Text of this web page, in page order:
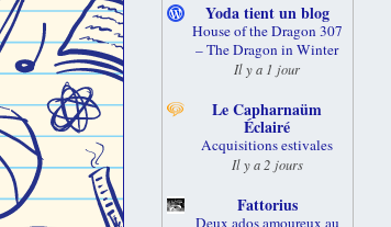
Yoda tient un blog
House of the Dragon 307
– The Dragon in Winter
Il y a 1 jour
Le Capharnaüm
Éclairé
Acquisitions estivales
Il y a 2 jours
Fattorius
Deux ados amoureux au